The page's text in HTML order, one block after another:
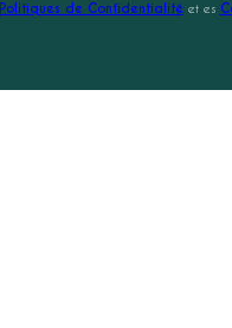
Politiques de Confidentialité et es